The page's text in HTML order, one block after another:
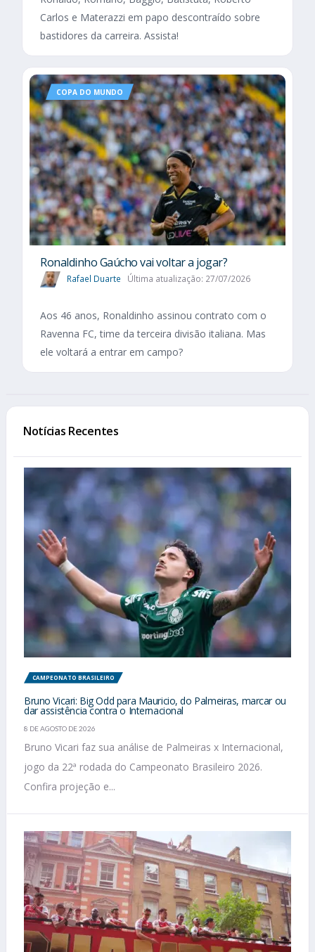
Carlos e Materazzi em papo descontraído sobre
bastidores da carreira. Assista!
COPA DO MUNDO
Ronaldinho Gaúcho vai voltar a jogar?
Rafael Duarte Última atualização: 27/07/2026
Aos 46 anos, Ronaldinho assinou contrato com o
Ravenna FC, time da terceira divisão italiana. Mas
ele voltará a entrar em campo?
Notícias Recentes
CAMPEONATO BRASILEIRO
Bruno Vicari: Big Odd para Mauricio, do Palmeiras, marcar ou
dar assistência contra o Internacional
8 DE AGOSTO DE 2026
Bruno Vicari faz sua análise de Palmeiras x Internacional,
jogo da 22ª rodada do Campeonato Brasileiro 2026.
Confira projeção e...